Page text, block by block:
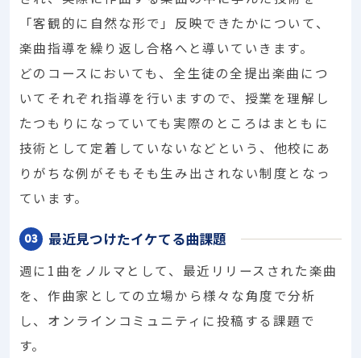
「客観的に自然な形で」反映できたかについて、
楽曲指導を繰り返し合格へと導いていきます。
どのコースにおいても、全生徒の全提出楽曲につ
いてそれぞれ指導を行いますので、授業を理解し
たつもりになっていても実際のところはまともに
技術として定着していないなどという、他校にあ
りがちな例がそもそも生み出されない制度となっ
ています。
最近見つけたイケてる曲課題
週に1曲をノルマとして、最近リリースされた楽曲
を、作曲家としての立場から様々な角度で分析
し、オンラインコミュニティに投稿する課題で
す。